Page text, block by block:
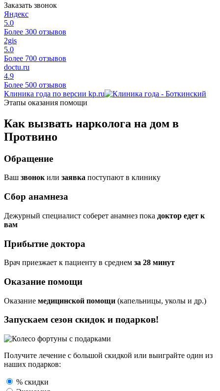
Заказать звонок
Яндекс
5.0
Более 300 отзывов
2gis
5.0
Более 700 отзывов
doctu.ru
4.9
Более 500 отзывов
Клиника года по версии kp.ru
Этапы оказания помощи
Как вызвать нарколога на дом в
Протвино
Обращение
Ваш звонокили заявка поступают в клинику
Сбор анамнеза
Дежурный специалист соберет анамнез пока доктор едет к
вам
Прибытие доктора
Врач приезжает к пациенту в среднем за 28 минут
Оказание помощи
Оказание медицинской помощи (капельницы, уколы и др.)
Запускаем сезон скидок и подарков!
Получите лечение с большой скидкой или выиграйте один из
наших подарков:
% скидки